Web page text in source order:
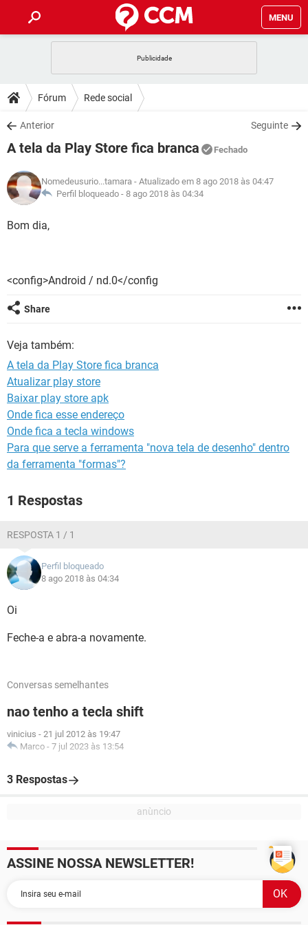
MENU
CELULAR
OUTLOOK
INSTAGRAM GMAIL
GUIA DE COMPRAS
DICAS
JOGOS
INSTAGRAM GMAIL
GUIA DE COMPRAS
DOWNLOADS
JOGOS WHATSAPP
CELULAR
OUTLOOK EXCEL
INSTAGRAM
JOGOS WHATSAPP
CELULAR
OUTLOOK
GUIA DE COMPRAS
GLOSSÁRIO
JOGOS
INSTAGRAM
GUIA DE COMPRAS
Fórum Rede social
Anterior Seguinte
A tela da Play Store fica branca Fechado
Nomedeusurio...tamara - Atualizado em 8 ago 2018 às 04:47
Perfil bloqueado - 8 ago 2018 às 04:34
Bom dia,
<config>Android / nd.0</config
Share
Veja também:
A tela da Play Store fica branca
Atualizar play store
Baixar play store apk
Onde fica esse endereço
Onde fica a tecla windows
Para que serve a ferramenta "nova tela de desenho" dentro
da ferramenta "formas"?
1 Respostas
RESPOSTA 1 / 1
Perfil bloqueado
8 ago 2018 às 04:34
Oi
Feche-a e abra-a novamente.
Conversas semelhantes
nao tenho a tecla shift
vinicius - 21 jul 2012 às 19:47
Marco - 7 jul 2023 às 13:54
3 Respostas
ASSINE NOSSA NEWSLETTER!